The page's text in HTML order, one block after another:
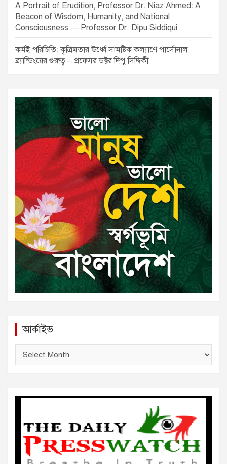
A Portrait of Erudition, Professor Dr. Niaz Ahmed: A
Beacon of Wisdom, Humanity, and National
Consciousness — Professor Dr. Dipu Siddiqui
কর্মই পরিচিতি: কৃত্রিমতার ঊর্ধ্বে সামষ্টিক কল্যাণে পার্সোনাল
ব্র্যান্ডিংয়ের গুরুত্ব – প্রফেসর ডক্টর দিপু সিদ্দিকী
আর্কাইভ
ই